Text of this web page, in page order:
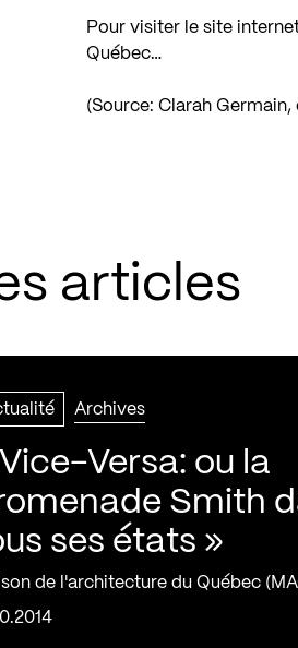
Pour visiter le site
Québec…
(Source: Clarah
articles
Archives
Versa: ou la
Smith
ses états »
de l'architecture du Québec